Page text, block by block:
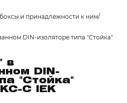
и принадлежности к ним
DIN-изоляторе типа "Стойка"
в
DIN-
"Стойка"
С IEK